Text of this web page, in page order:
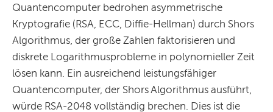
Quantencomputer bedrohen asymmetrische
Kryptografie (RSA, ECC, Diffie-Hellman) durch Shors
Algorithmus, der große Zahlen faktorisieren und
diskrete Logarithmusprobleme in polynomieller Zeit
lösen kann. Ein ausreichend leistungsfähiger
Quantencomputer, der Shors Algorithmus ausführt,
würde RSA-2048 vollständig brechen. Dies ist die